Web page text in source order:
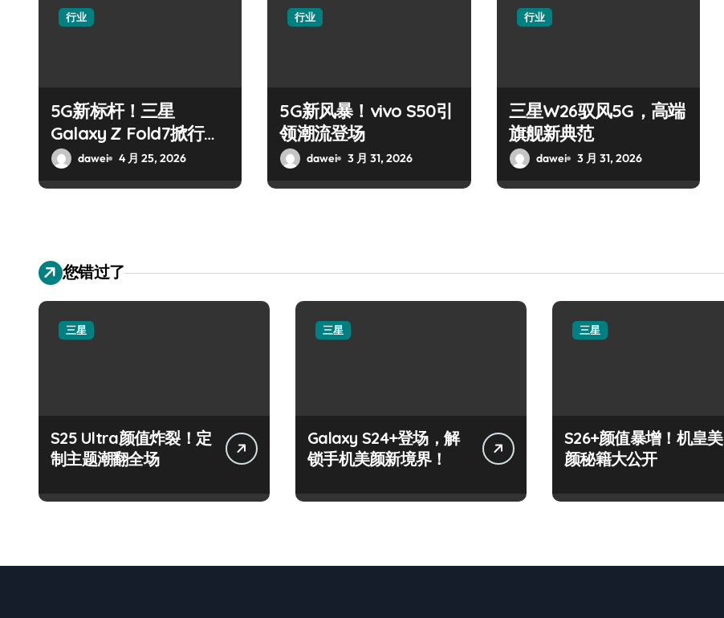
行业
5G新标杆！三星
Galaxy Z Fold7掀行业
革新巨浪
dawei 4 月 25, 2026
行业
5G新风暴！vivo S50引
领潮流登场
dawei 3 月 31, 2026
行业
三星W26驭风5G，高端
旗舰新典范
dawei 3 月 31, 2026
您错过了
三星
S25 Ultra颜值炸裂！定
制主题潮翻全场
三星
Galaxy S24+登场，解
锁手机美颜新境界！
三星
S26+颜值暴增！机皇美
颜秘籍大公开